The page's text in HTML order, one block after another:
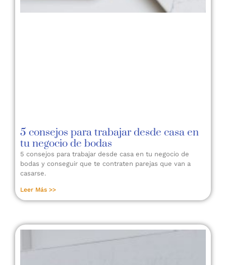
5 consejos para trabajar desde casa en
tu negocio de bodas
5 consejos para trabajar desde casa en tu negocio de
bodas y conseguir que te contraten parejas que van a
casarse.
Leer Más >>